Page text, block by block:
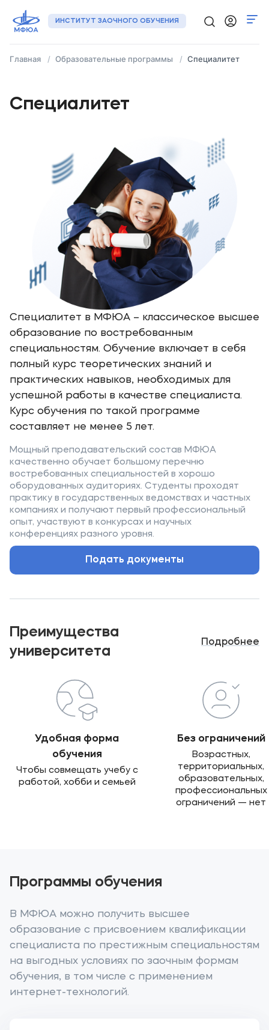
ИНСТИТУТ ЗАОЧНОГО ОБУЧЕНИЯ
Контакты
+7 (495) 133-72-00
Регионы
Подать заявку
Главная Образовательные программы Специалитет
Специалитет
Специалитет в МФЮА – классическое высшее
образование по востребованным
специальностям. Обучение включает в себя
полный курс теоретических знаний и
практических навыков, необходимых для
успешной работы в качестве специалиста.
Курс обучения по такой программе
составляет не менее 5 лет.
Мощный преподавательский состав МФЮА
качественно обучает большому перечню
востребованных специальностей в хорошо
оборудованных аудиториях. Студенты проходят
практику в государственных ведомствах и частных
компаниях и получают первый профессиональный
опыт, участвуют в конкурсах и научных
конференциях разного уровня.
Подать документы
Преимущества
университета
Подробнее
Удобная форма
обучения
Чтобы совмещать учебу с
работой, хобби и семьей
Без ограничений
Возрастных,
территориальных,
образовательных,
профессиональных
ограничений — нет
Программы обучения
В МФЮА можно получить высшее
образование с присвоением квалификации
специалиста по престижным специальностям
на выгодных условиях по заочным формам
обучения, в том числе с применением
интернет-технологий.